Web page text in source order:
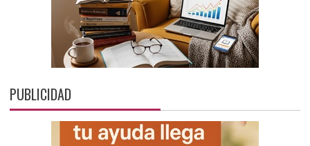
PUBLICIDAD